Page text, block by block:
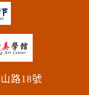
路18號